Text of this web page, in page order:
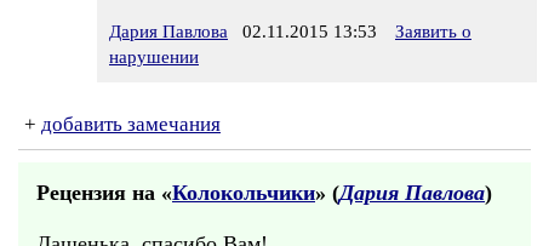
Дария Павлова 02.11.2015 13:53
Заявить о
нарушении
+ добавить замечания
Рецензия на «Колокольчики» (Дария Павлова)